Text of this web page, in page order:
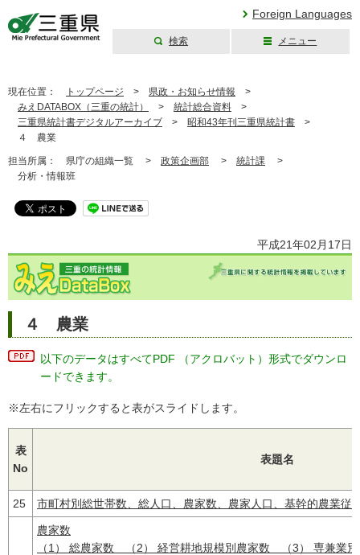
Foreign Languages
検索 メニュー
現在位置： トップページ > 県政・お知らせ情報 >
みえDATABOX（三重の統計）
> 統計総合資料 >
三重県統計書デジタルアーカイブ > 昭和43年刊三重県統計書 >
４ 農業
担当所属： 県庁の組織一覧 > 政策企画部 > 統計課 >
分析・情報班
平成21年02月17日
４ 農業
以下のデータはすべてPDF （アクロバット）形式でダウンロ
ードできます。
※左右にフリックすると表がスライドします。
表
No
表題名
25 市町村別総世帯数、総人口、農家数、農家人口、基幹的農業従
農家数
（1） 総農家数 （2） 経営耕地規模別農家数 （3） 専兼業